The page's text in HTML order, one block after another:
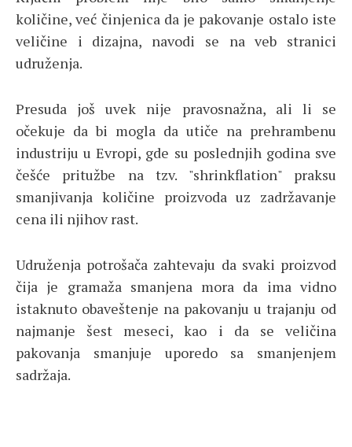
količine, već činjenica da je pakovanje ostalo iste
veličine i dizajna, navodi se na veb stranici
udruženja.
Presuda još uvek nije pravosnažna, ali li se
očekuje da bi mogla da utiče na prehrambenu
industriju u Evropi, gde su poslednjih godina sve
češće pritužbe na tzv. "shrinkflation" praksu
smanjivanja količine proizvoda uz zadržavanje
cena ili njihov rast.
Udruženja potrošača zahtevaju da svaki proizvod
čija je gramaža smanjena mora da ima vidno
istaknuto obaveštenje na pakovanju u trajanju od
najmanje šest meseci, kao i da se veličina
pakovanja smanjuje uporedo sa smanjenjem
sadržaja.